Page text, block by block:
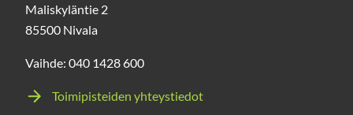
Maliskyläntie 2
85500 Nivala
Vaihde: 040 1428 600
Toimipisteiden yhteystiedot